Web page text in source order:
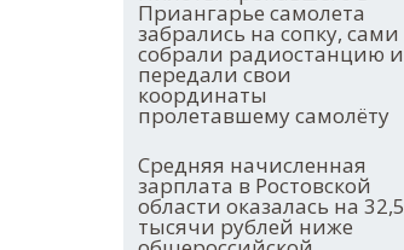
Приангарье самолета
забрались на сопку, сами
собрали радиостанцию и
передали свои
координаты
пролетавшему самолёту
Средняя начисленная
зарплата в Ростовской
области оказалась на 32,5
тысячи рублей ниже